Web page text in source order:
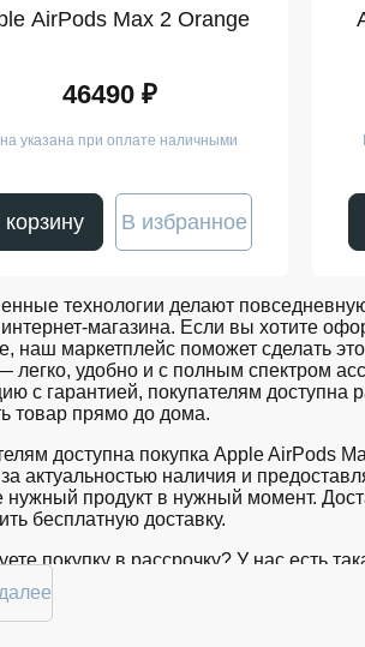
AirPods Max 2 Orange
46490 ₽
указана при оплате наличными
В избранное
технологии делают
магазина. Если вы хотите
наш маркетплейс поможет сделать
легко, удобно и с полным спектром
с гарантией, покупателям доступна
товар прямо до дома.
доступна покупка Apple AirPods
актуальностью наличия и
нужный продукт в нужный момент.
бесплатную доставку.
покупку в рассрочку? У нас есть
вы сможете в кратчайшие сроки.